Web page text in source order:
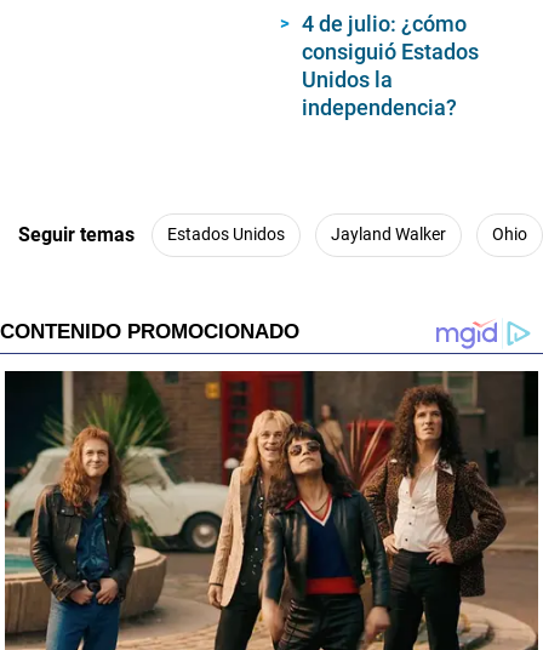
4 de julio: ¿cómo
consiguió Estados
Unidos la
independencia?
Seguir temas Estados Unidos Jayland Walker Ohio